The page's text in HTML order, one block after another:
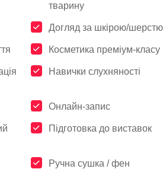
тварину
Догляд за шкірою/шерстю
Косметика преміум-класу
Навички слухняності
Онлайн-запис
Підготовка до виставок
Ручна сушка / фен